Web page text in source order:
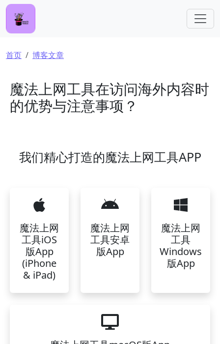
跳转到主要内容
面包屑
首页 博客文章
魔法上网工具在访问海外内容时
的优势与注意事项？
我们精心打造的魔法上网工具APP
魔法上网
工具iOS
版App
(iPhone
& iPad)
魔法上网
工具安卓
版App
魔法上网
工具
Windows
版App